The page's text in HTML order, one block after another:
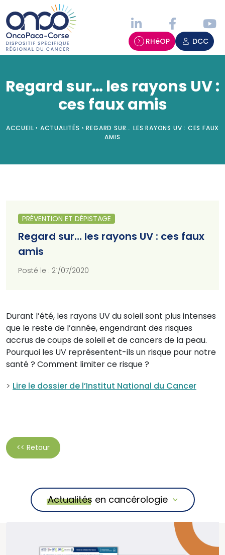
RHéOP DCC
Regard sur… les rayons UV :
ces faux amis
ACCUEIL › ACTUALITÉS › REGARD SUR… LES RAYONS UV : CES FAUX
AMIS
PRÉVENTION ET DÉPISTAGE
Regard sur… les rayons UV : ces faux
amis
Posté le : 21/07/2020
Durant l’été, les rayons UV du soleil sont plus intenses
que le reste de l’année, engendrant des risques
accrus de coups de soleil et de cancers de la peau.
Pourquoi les UV représentent-ils un risque pour notre
santé ? Comment limiter ce risque ?
> Lire le dossier de l’Institut National du Cancer
<< Retour
Actualités en cancérologie
Panneau de gestion des cookies